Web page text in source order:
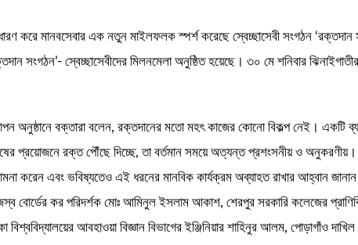
করে মানবসেবার এক নতুন মাইলফলক স্পর্শ করেছে স্বেচ্ছাসেবী সংগঠন
সংগঠন’- স্বেচ্ছাসেবীদের মিলনমেলা অনুষ্ঠিত হয়েছে। ৩০ মে শনিবার
অনুষ্ঠানে বক্তারা বলেন, রক্তদানের মতো মহৎ কাজের কোনো বিকল্প নেই। একটি
প্রয়োজনে রক্ত পৌঁছে দিচ্ছে, তা বর্তমান সময়ে অত্যন্ত প্রশংসনীয় ও অনুকরণীয়।
করেন এবং ভবিষ্যতেও এই ধরনের মানবিক কার্যক্রম অব্যাহত রাখার আহ্বান
বোর্ডের কর পরিদর্শক মোঃ আমিনুল ইসলাম আকাশ, শেরপুর সরকারি কলেজের
আবহাওয়া বিজ্ঞান বিভাগের ইঞ্জিনিয়ার শাহিনুর আলম, পোড়াগাঁও